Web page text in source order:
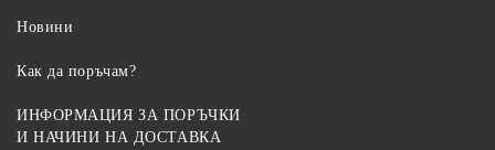
Новини
Как да поръчам?
ИНФОРМАЦИЯ ЗА ПОРЪЧКИ
И НАЧИНИ НА ДОСТАВКА